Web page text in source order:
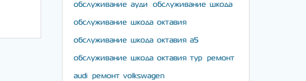
обслуживание ауди обслуживание шкода
обслуживание шкода октавия
обслуживание шкода октавия а5
обслуживание шкода октавия тур ремонт
audi ремонт volkswagen